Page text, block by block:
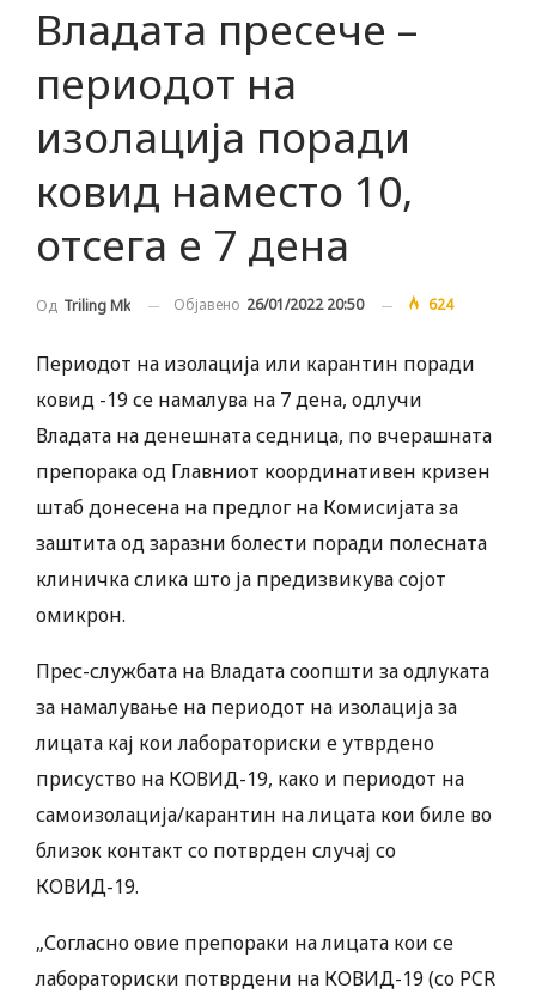
Владата пресече –
периодот на
изолација поради
ковид наместо 10,
отсега е 7 дена
Од Triling Mk Објавено 26/01/2022 20:50 624
Периодот на изолација или карантин поради
ковид -19 се намалува на 7 дена, одлучи
Владата на денешната седница, по вчерашната
препорака од Главниот координативен кризен
штаб донесена на предлог на Комисијата за
заштита од заразни болести поради полесната
клиничка слика што ја предизвикува сојот
омикрон.
Прес-службата на Владата соопшти за одлуката
за намалување на периодот на изолација за
лицата кај кои лабораториски е утврдено
присуство на КОВИД-19, како и периодот на
самоизолација/карантин на лицата кои биле во
близок контакт со потврден случај со
КОВИД-19.
„Согласно овие препораки на лицата кои се
лабораториски потврдени на КОВИД-19 (со PCR